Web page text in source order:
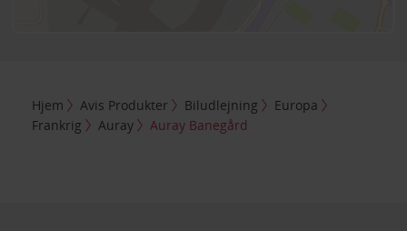
Hjem Avis Produkter Biludlejning
Europa
Frankrig
Auray Auray Banegård